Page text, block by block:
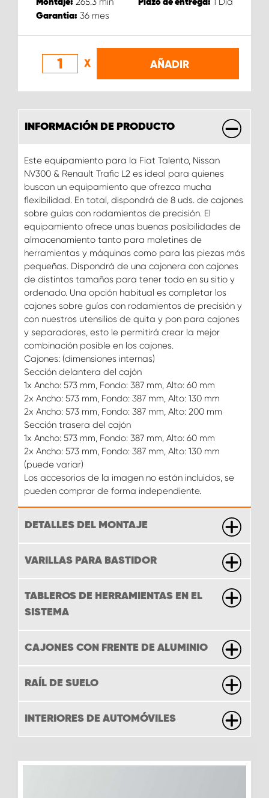
Montaje: Plazo de entrega:
Garantia: 36 mes
X AÑADIR
INFORMACIÓN DE PRODUCTO
Este equipamiento para la Fiat Talento, Nissan
NV300 & Renault Trafic L2 es ideal para quienes
buscan un equipamiento que ofrezca mucha
flexibilidad. En total, dispondrá de 8 uds. de cajones
sobre guías con rodamientos de precisión. El
equipamiento ofrece unas buenas posibilidades de
almacenamiento tanto para maletines de
herramientas y máquinas como para las piezas más
pequeñas. Dispondrá de una cajonera con cajones
de distintos tamaños para tener todo en su sitio y
ordenado. Una opción habitual es completar los
cajones sobre guías con rodamientos de precisión y
con nuestros utensilios de quita y pon para cajones
y separadores, esto le permitirá crear la mejor
combinación posible en los cajones.
Cajones: (dimensiones internas)
Sección delantera del cajón
1x Ancho: 573 mm, Fondo: 387 mm, Alto: 60 mm
2x Ancho: 573 mm, Fondo: 387 mm, Alto: 130 mm
2x Ancho: 573 mm, Fondo: 387 mm, Alto: 200 mm
Sección trasera del cajón
1x Ancho: 573 mm, Fondo: 387 mm, Alto: 60 mm
2x Ancho: 573 mm, Fondo: 387 mm, Alto: 130 mm
(puede variar)
Los accesorios de la imagen no están incluidos, se
pueden comprar de forma independiente.
DETALLES DEL MONTAJE
VARILLAS PARA BASTIDOR
TABLEROS DE HERRAMIENTAS EN EL
SISTEMA
CAJONES CON FRENTE DE ALUMINIO
RAÍL DE SUELO
INTERIORES DE AUTOMÓVILES